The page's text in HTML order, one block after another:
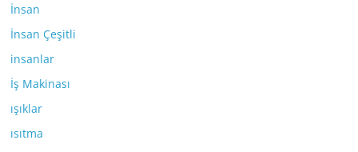
İnsan
İnsan Çeşitli
insanlar
İş Makinası
ışıklar
ısıtma